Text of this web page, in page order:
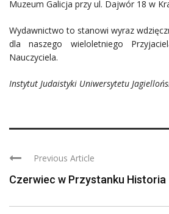
Muzeum Galicja przy ul. Dajwór 18 w
Wydawnictwo to stanowi wyraz
dla naszego wieloletniego
Nauczyciela.
Instytut Judaistyki Uniwersytetu
Previous Article
Czerwiec w Przystanku Historia